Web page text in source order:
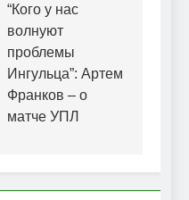
“Кого у нас
волнуют
проблемы
Ингульца”: Артем
Франков – о
матче УПЛ